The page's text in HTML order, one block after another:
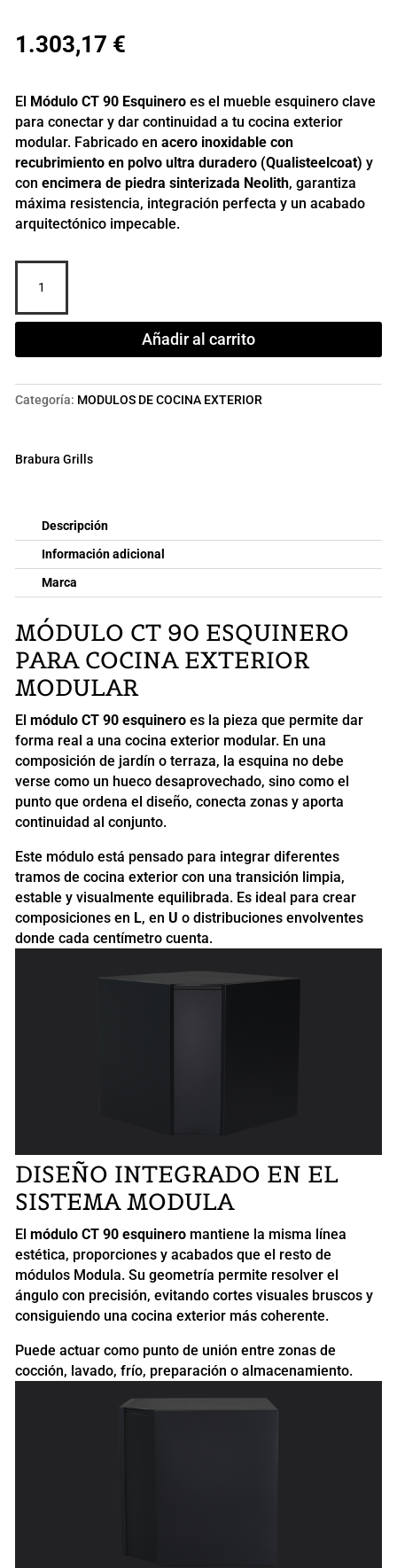
1.303,17 €
El Módulo CT 90 Esquineroes el mueble esquinero clave
para conectar y dar continuidad a tu cocina exterior
modular. Fabricado en acero inoxidable con
recubrimiento en polvo ultra duradero (Qualisteelcoat) y
con encimera de piedra sinterizada Neolith, garantiza
máxima resistencia, integración perfecta y un acabado
arquitectónico impecable.
90
Añadir al carrito
Categoría: MODULOS DE COCINA EXTERIOR
Brabura Grills
Descripción
Información adicional
Marca
MÓDULO CT 90 ESQUINERO
PARA COCINA EXTERIOR
MODULAR
El módulo CT 90 esquineroes la pieza que permite dar
forma real a una cocina exterior modular. En una
composición de jardín o terraza, la esquina no debe
verse como un hueco desaprovechado, sino como el
punto que ordena el diseño, conecta zonas y aporta
continuidad al conjunto.
Este módulo está pensado para integrar diferentes
tramos de cocina exterior con una transición limpia,
estable y visualmente equilibrada. Es ideal para crear
composiciones en L, en U o distribuciones envolventes
donde cada centímetro cuenta.
DISEÑO INTEGRADO EN EL
SISTEMA MODULA
El módulo CT 90 esquineromantiene la misma línea
estética, proporciones y acabados que el resto de
módulos Modula. Su geometría permite resolver el
ángulo con precisión, evitando cortes visuales bruscos y
consiguiendo una cocina exterior más coherente.
Puede actuar como punto de unión entre zonas de
cocción, lavado, frío, preparación o almacenamiento.